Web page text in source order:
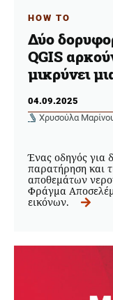
HOW TO
Δύο
QGIS
μικρύνει
04.09.2025
Χρυσούλα
Ένας οδηγός για
παρατήρηση και
αποθεμάτων
Φράγμα
εικόνων.